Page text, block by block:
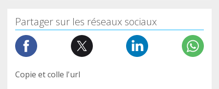
Partager sur les réseaux sociaux
Copie et colle l'url